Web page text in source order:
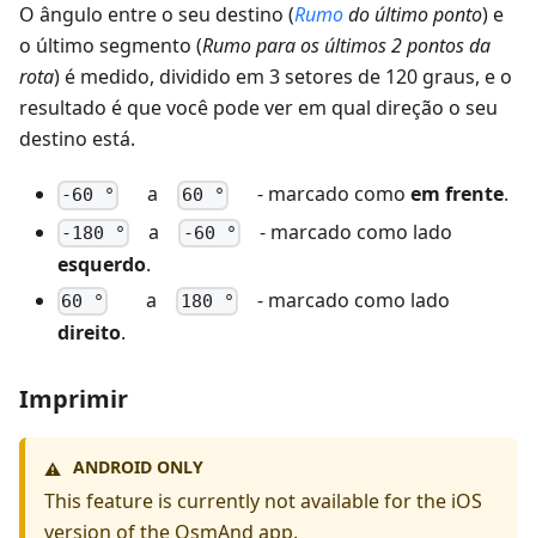
O ângulo entre o seu destino (Rumodo último ponto) e
o último segmento (Rumo para os últimos 2 pontos da
rota) é medido, dividido em 3 setores de 120 graus, e o
resultado é que você pode ver em qual direção o seu
destino está.
-60 ° a 60 ° - marcado como em frente.
-180 ° a -60 ° - marcado como lado
esquerdo.
60 ° a 180 ° - marcado como lado
direito.
Imprimir
⚠️ ANDROID ONLY
This feature is currently not available for the iOS
version of the OsmAnd app.